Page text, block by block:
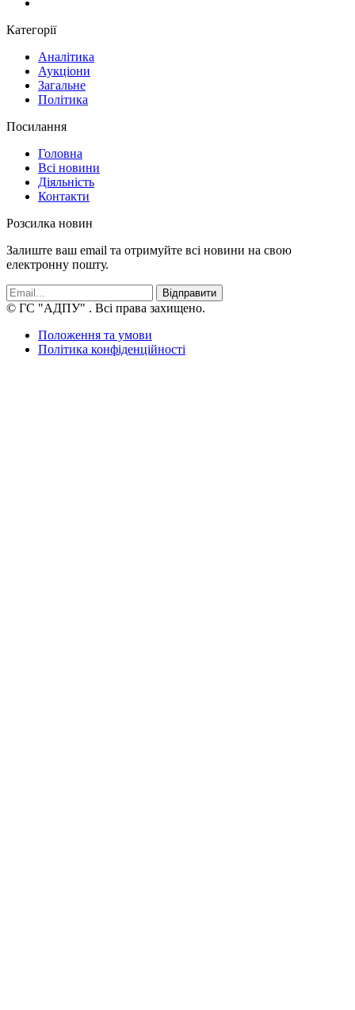
Категорії
Аналітика
Аукціони
Загальне
Політика
Посилання
Головна
Всі новини
Діяльність
Контакти
Розсилка новин
Залиште ваш email та отримуйте всі новини на свою
електронну пошту.
Відправити
© ГС "АДПУ" . Всі права захищено.
Положення та умови
Політика конфіденційності